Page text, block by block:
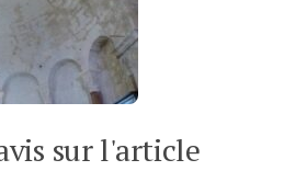
sur l'article